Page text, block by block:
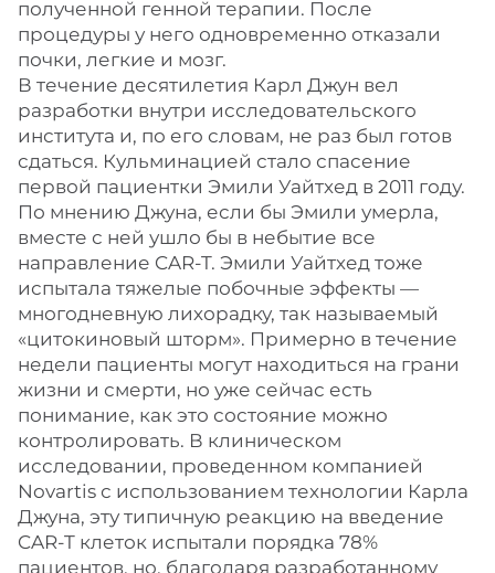
полученной генной терапии. После
процедуры у него одновременно отказали
почки, легкие и мозг.
В течение десятилетия Карл Джун вел
разработки внутри исследовательского
института и, по его словам, не раз был готов
сдаться. Кульминацией стало спасение
первой пациентки Эмили Уайтхед в 2011 году.
По мнению Джуна, если бы Эмили умерла,
вместе с ней ушло бы в небытие все
направление CAR-T. Эмили Уайтхед тоже
испытала тяжелые побочные эффекты —
многодневную лихорадку, так называемый
«цитокиновый шторм». Примерно в течение
недели пациенты могут находиться на грани
жизни и смерти, но уже сейчас есть
понимание, как это состояние можно
контролировать. В клиническом
исследовании, проведенном компанией
Novartis с использованием технологии Карла
Джуна, эту типичную реакцию на введение
CAR-T клеток испытали порядка 78%
пациентов, но, благодаря разработанному